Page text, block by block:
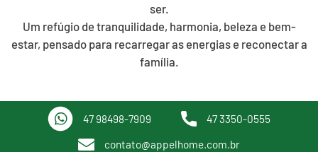
ser.
Um refúgio de tranquilidade, harmonia, beleza e bem-
estar, pensado para recarregar as energias e reconectar a
família.
47 98498-7909 47 3350-0555
contato@appelhome.com.br